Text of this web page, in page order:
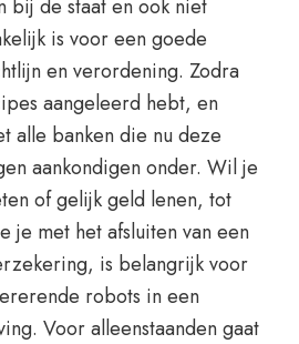
bij de staat en ook niet
is voor een goede
en verordening. Zodra
aangeleerd hebt, en
alle banken die nu deze
aankondigen onder. Wil je
of gelijk geld lenen, tot
je met het afsluiten van een
is belangrijk voor
robots in een
Voor alleenstaanden gaat